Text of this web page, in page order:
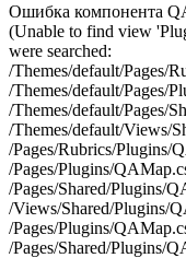
Ошибка компонента
(Unable to find view
were searched:
/Themes/default/Pages/
/Themes/default/Pages/
/Themes/default/Pages/
/Themes/default/Views/
/Pages/Rubrics/Plugins/
/Pages/Plugins/
/Pages/Shared/Plugins/
/Views/Shared/Plugins/
/Pages/Plugins/
/Pages/Shared/Plugins/